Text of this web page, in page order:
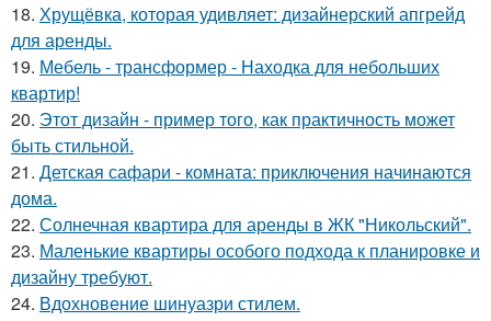
18. Хрущёвка, которая удивляет: дизайнерский апгрейд
для аренды.
19. Мебель - трансформер - Находка для небольших
квартир!
20. Этот дизайн - пример того, как практичность может
быть стильной.
21. Детская сафари - комната: приключения начинаются
дома.
22. Солнечная квартира для аренды в ЖК "Никольский".
23. Маленькие квартиры особого подхода к планировке и
дизайну требуют.
24. Вдохновение шинуазри стилем.